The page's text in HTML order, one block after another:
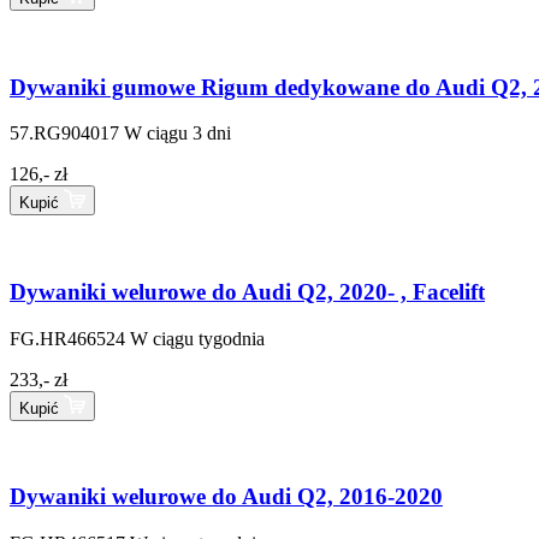
Dywaniki gumowe Rigum dedykowane do Audi Q2,
57.RG904017 W ciągu 3 dni
126,- zł
Kupić
Dywaniki welurowe do Audi Q2, 2020- , Facelift
FG.HR466524 W ciągu tygodnia
233,- zł
Kupić
Dywaniki welurowe do Audi Q2, 2016-2020